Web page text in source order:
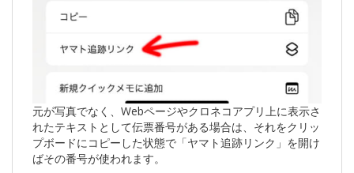
元が写真でなく、Webページやクロネコアプリ上に表示さ
れたテキストとして伝票番号がある場合は、それをクリッ
プボードにコピーした状態で「ヤマト追跡リンク」を開け
ばその番号が使われます。